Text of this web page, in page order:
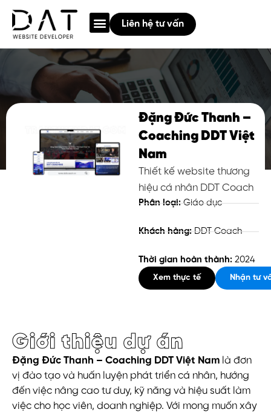
Liên hệ tư vấn
Đặng Đức Thanh –
Coaching DDT Việt
Nam
Thiết kế website thương
hiệu cá nhân DDT Coach
Phân loại:Giáo dục
Khách hàng:DDT Coach
Thời gian hoàn thành:2024
Xem thực tế Nhận tư
Giới thiệu dự án
Đặng Đức Thanh – Coaching DDT Việt Nam là đơn
vị đào tạo và huấn luyện phát triển cá nhân, hướng
đến việc nâng cao tư duy, kỹ năng và hiệu suất làm
việc cho học viên, doanh nghiệp. Với mong muốn xây